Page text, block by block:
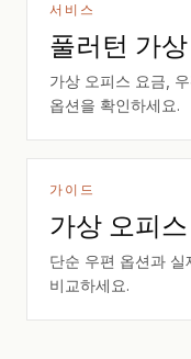
서비스
풀러턴 가
가상 오피스 요금,
옵션을 확인하세요.
가이드
가상 오피
단순 우편 옵션과
비교하세요.